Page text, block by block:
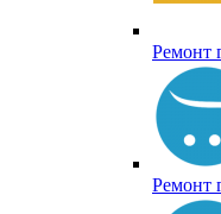
Ремонт
Ремонт